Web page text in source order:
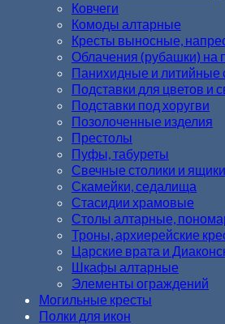
Ковчеги
Комоды алтарные
Кресты выносные,
Облачения (рубашки) на
Панихидные и литийные
Подставки для цветов и
Подставки под хоругви
Позолоченные изделия
Престолы
Пуфы, табуреты
Свечные столики и
Скамейки, седалища
Стасидии храмовые
Столы алтарные,
Троны, архиерейские
Царские врата и
Шкафы алтарные
Элементы ограждений
Могильные кресты
Полки для икон